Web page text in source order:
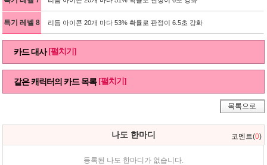
특기 레벨 8 리듬 아이콘 20개 마다 53% 확률로 판정이 6.5초 강화
카드 대사 [펼치기]
같은 캐릭터의 카드 목록 [펼치기]
목록으로
나도 한마디 코멘트(0)
등록된 나도 한마디가 없습니다.